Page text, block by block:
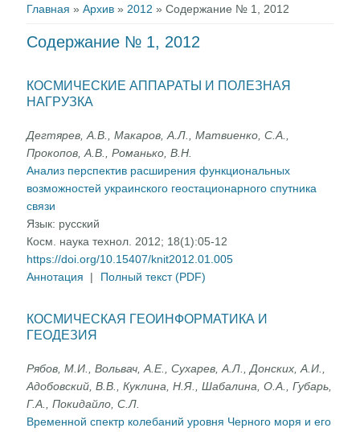
Главная »Архив » 2012 » Содержание № 1, 2012
Содержание № 1, 2012
КОСМИЧЕСКИЕ АППАРАТЫ И ПОЛЕЗНАЯ
НАГРУЗКА
Дегтярев, А.В., Макаров, А.Л., Матвиенко, С.А.,
Прокопов, А.В., Романько, В.Н.
Анализ перспектив расширения функциональных
возможностей украинского геостационарного спутника
связи
Язык: русский
Косм. наука технол. 2012; 18(1):05-12
https://doi.org/10.15407/knit2012.01.005
Аннотация
| Полный текст (PDF)
КОСМИЧЕСКАЯ ГЕОИНФОРМАТИКА И
ГЕОДЕЗИЯ
Рябов, М.И., Вольвач, А.Е., Сухарев, А.Л., Донских, А.И.,
Адобовский, В.В., Куклина, Н.Я., Шабалина, О.А., Губарь,
Г.А., Покидайло, С.Л.
Временной спектр колебаний уровня Черного моря и его